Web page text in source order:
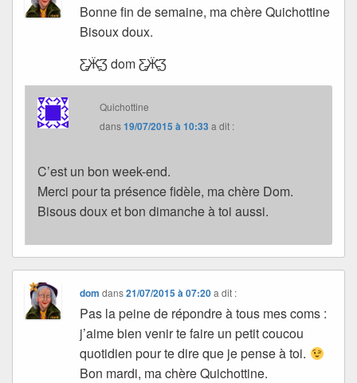
Bonne fin de semaine, ma chère Quichottine
Bisoux doux.
Ƹ̵̡Ӝ̵̨̄Ʒ dom Ƹ̵̡Ӝ̵̨̄Ʒ
Quichottine
dans19/07/2015 à 10:33 a dit :
C’est un bon week-end.
Merci pour ta présence fidèle, ma chère Dom.
Bisous doux et bon dimanche à toi aussi.
dom dans21/07/2015 à 07:20 a dit :
Pas la peine de répondre à tous mes coms :
j’aime bien venir te faire un petit coucou
quotidien pour te dire que je pense à toi.
Bon mardi, ma chère Quichottine.